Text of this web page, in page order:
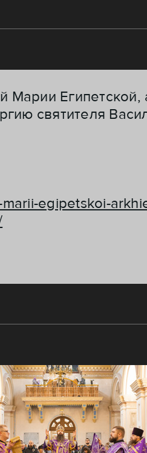
Египетской,
святителя
egipetskoi-